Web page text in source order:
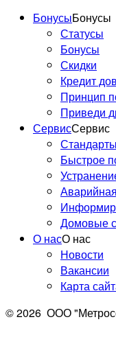
БонусыБонусы
Статусы
Бонусы
Скидки
Кредит
Принцип
Приведи
СервисСервис
Быстрое
Домовые
О насО нас
Новости
Вакансии
Карта
© 2026 ООО